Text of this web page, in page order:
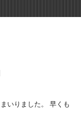
いりました。 早くも